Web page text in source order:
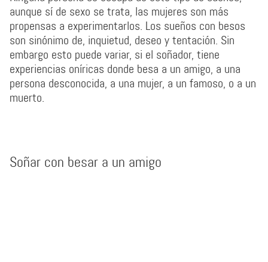
aunque sí de sexo se trata, las mujeres son más
propensas a experimentarlos. Los sueños con besos
son sinónimo de, inquietud, deseo y tentación. Sin
embargo esto puede variar, si el soñador, tiene
experiencias oníricas donde besa a un amigo, a una
persona desconocida, a una mujer, a un famoso, o a un
muerto.
Soñar con besar a un amigo